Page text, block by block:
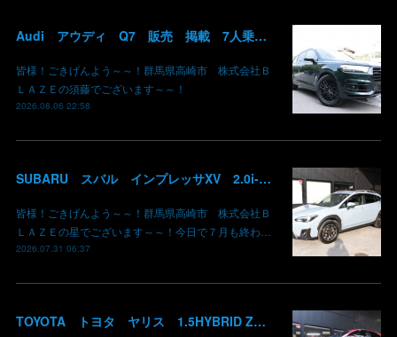
Audi アウディ Q7 販売 掲載 7人乗り リアモニター サンルーフ 車検整備2年付き 群馬 高崎
皆様！ごきげんよう～～！群馬県高崎市 株式会社Ｂ
ＬＡＺＥの須藤でございます～～！
2026.08.06 22:58
SUBARU スバル インプレッサXV 2.0i-L EyeSight AWD 御納車 GT7 群馬県高崎市 株式会社BLAZE
皆様！ごきげんよう～～！群馬県高崎市 株式会社Ｂ
ＬＡＺＥの星でございます～～！今日で７月も終わ…
2026.07.31 06:37
TOYOTA トヨタ ヤリス 1.5HYBRID Z 御納車 MXPH10 コーラルクリスタルシャイン 3U7 群馬県高崎市 株式会社BLAZE